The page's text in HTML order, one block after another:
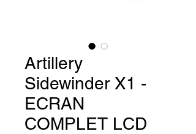
Artillery
Sidewinder X1 -
ECRAN
COMPLET LCD